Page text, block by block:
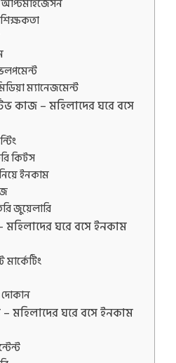
অপ্টিমাইজেসন
ম্যানেজমেন্ট
কাজ – মহিলাদের ঘরে বসে
কিটস
ইনকাম
জুয়েলারি
মহিলাদের ঘরে বসে ইনকাম
– মহিলাদের ঘরে বসে ইনকাম